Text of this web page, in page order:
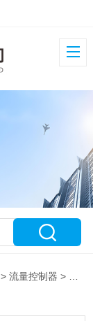
>流量控制器 > 国产质量流量控制器